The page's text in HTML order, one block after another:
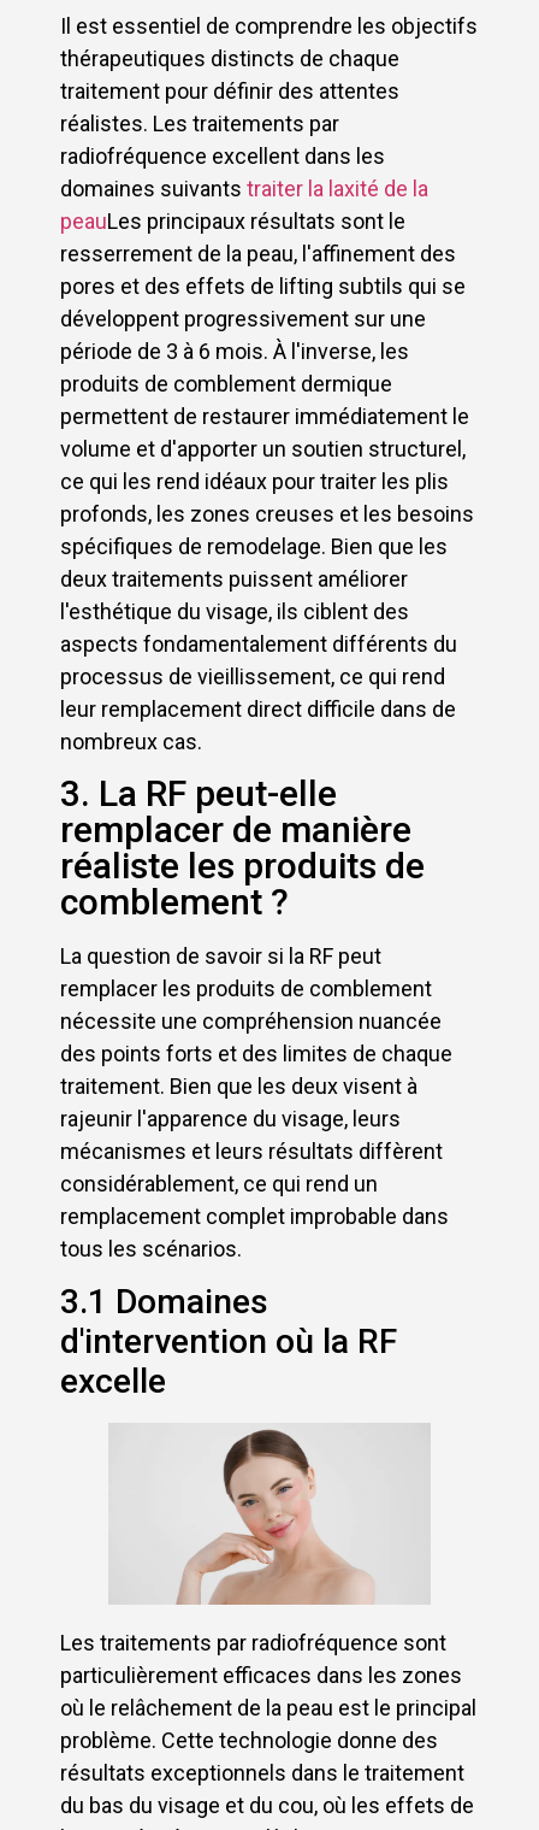
Il est essentiel de comprendre les objectifs
thérapeutiques distincts de chaque
traitement pour définir des attentes
réalistes. Les traitements par
radiofréquence excellent dans les
domaines suivants traiter la laxité de la
peauLes principaux résultats sont le
resserrement de la peau, l'affinement des
pores et des effets de lifting subtils qui se
développent progressivement sur une
période de 3 à 6 mois. À l'inverse, les
produits de comblement dermique
permettent de restaurer immédiatement le
volume et d'apporter un soutien structurel,
ce qui les rend idéaux pour traiter les plis
profonds, les zones creuses et les besoins
spécifiques de remodelage. Bien que les
deux traitements puissent améliorer
l'esthétique du visage, ils ciblent des
aspects fondamentalement différents du
processus de vieillissement, ce qui rend
leur remplacement direct difficile dans de
nombreux cas.
3. La RF peut-elle
remplacer de manière
réaliste les produits de
comblement ?
La question de savoir si la RF peut
remplacer les produits de comblement
nécessite une compréhension nuancée
des points forts et des limites de chaque
traitement. Bien que les deux visent à
rajeunir l'apparence du visage, leurs
mécanismes et leurs résultats diffèrent
considérablement, ce qui rend un
remplacement complet improbable dans
tous les scénarios.
3.1 Domaines
d'intervention où la RF
excelle
Les traitements par radiofréquence sont
particulièrement efficaces dans les zones
où le relâchement de la peau est le principal
problème. Cette technologie donne des
résultats exceptionnels dans le traitement
du bas du visage et du cou, où les effets de